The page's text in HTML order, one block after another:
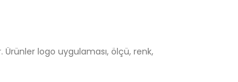
logo uygulaması, ölçü, renk,